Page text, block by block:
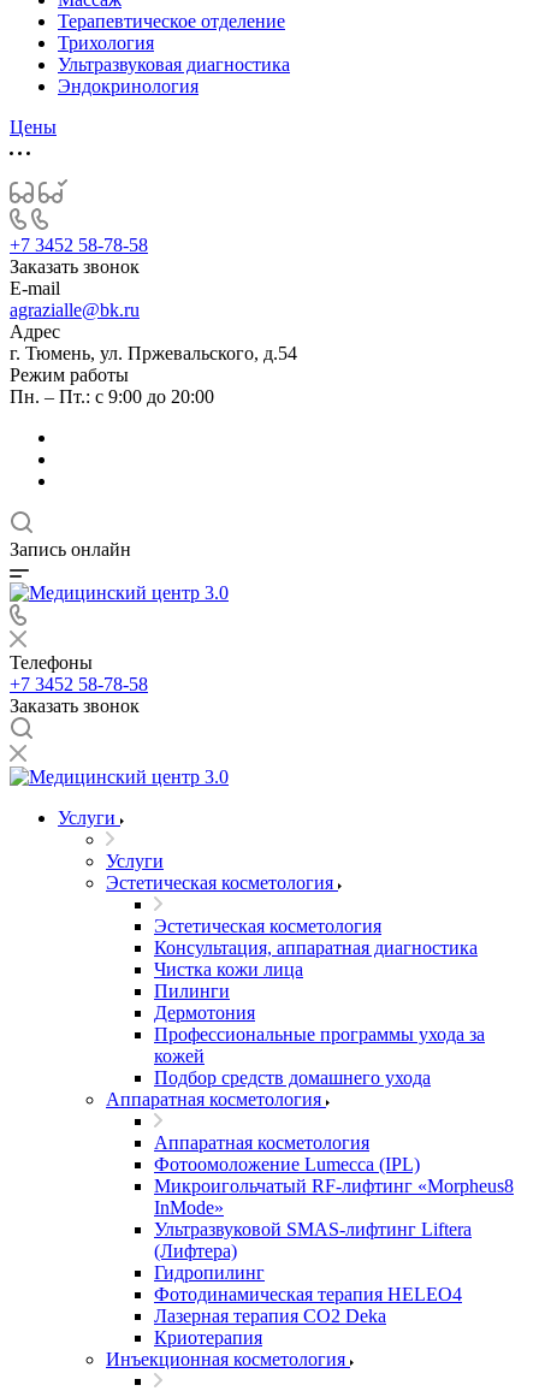
Терапевтическое отделение
Трихология
Ультразвуковая диагностика
Эндокринология
Цены
+7 3452 58-78-58
Заказать звонок
E-mail
agrazialle@bk.ru
Адрес
г. Тюмень, ул. Пржевальского, д.54
Режим работы
Пн. – Пт.: с 9:00 до 20:00
Запись онлайн
Телефоны
+7 3452 58-78-58
Заказать звонок
Услуги
Услуги
Эстетическая косметология
Эстетическая косметология
Консультация, аппаратная диагностика
Чистка кожи лица
Пилинги
Дермотония
Профессиональные программы ухода за
кожей
Подбор средств домашнего ухода
Аппаратная косметология
Аппаратная косметология
Фотоомоложение Lumecca (IPL)
Микроигольчатый RF-лифтинг «Morpheus8
InMode»
Ультразвуковой SMAS-лифтинг Liftera
(Лифтера)
Гидропилинг
Фотодинамическая терапия HELEO4
Лазерная терапия CO2 Deka
Криотерапия
Инъекционная косметология